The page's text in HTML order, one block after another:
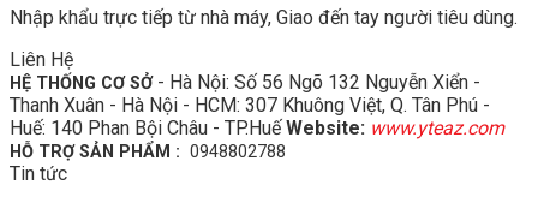
Nhập khẩu trực tiếp từ nhà máy, Giao đến tay người tiêu dùng.
Liên Hệ
HỆ THỐNG CƠ SỞ - Hà Nội: Số 56 Ngõ 132 Nguyễn Xiển -
Thanh Xuân - Hà Nội - HCM: 307 Khuông Việt, Q. Tân Phú -
Huế: 140 Phan Bội Châu - TP.HuếWebsite: www.yteaz.com
HỖ TRỢ SẢN PHẨM : 0948802788
Tin tức